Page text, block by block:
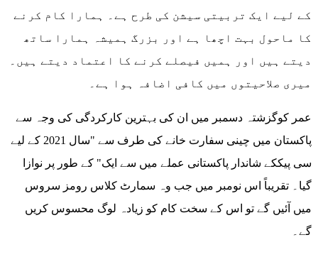
کے لیے ایک تربیتی سیشن کی طرح ہے۔ ہمارا کام کرنے
کا ماحول بہت اچھا ہے اور بزرگ ہمیشہ ہمارا ساتھ
دیتے ہیں اور ہمیں فیصلے کرنے کا اعتماد دیتے ہیں۔
میری صلاحیتوں میں کافی اضافہ ہوا ہے۔
عمر کوگزشتہ دسمبر میں ان کی بہترین کارکردگی کی وجہ سے
پاکستان میں چینی سفارت خانے کی طرف سے "سال 2021 کے لیے
سی پیککے شاندار پاکستانی عملے میں سے ایک" کے طور پر نوازا
گیا۔ تقریباً اس نومبر میں جب وہ سمارٹ کلاس رومز سروس
میں آئیں گے تو اس کے سخت کام کو زیادہ لوگ محسوس کریں
گے۔